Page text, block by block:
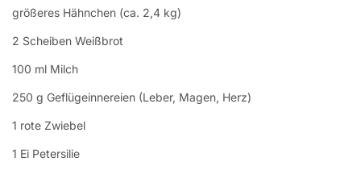
größeres Hähnchen (ca. 2,4 kg)
2 Scheiben Weißbrot
100 ml Milch
250 g Geflügeinnereien (Leber, Magen, Herz)
1 rote Zwiebel
1 Ei Petersilie